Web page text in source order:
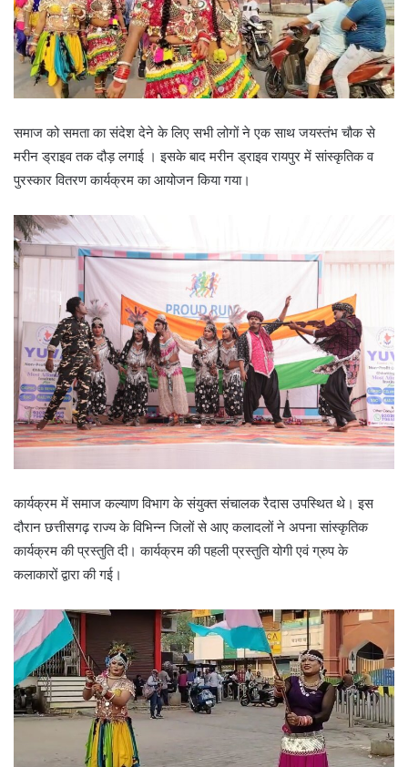
लगाकर प्रोस्ताहित किया । दौड़ में शामिल होने वालों के लिए जयस्तंभ से लेकर
मरीन ड्राइव तक जूस और आपातकालीन चिकित्सा की व्यवस्था की गई थी।
समाज को समता का संदेश देने के लिए सभी लोगों ने एक साथ जयस्तंभ चौक से
मरीन ड्राइव तक दौड़ लगाई । इसके बाद मरीन ड्राइव रायपुर में सांस्कृतिक व
पुरस्कार वितरण कार्यक्रम का आयोजन किया गया।
कार्यक्रम में समाज कल्याण विभाग के संयुक्त संचालक रैदास उपस्थित थे। इस
दौरान छत्तीसगढ़ राज्य के विभिन्न जिलों से आए कलादलों ने अपना सांस्कृतिक
कार्यक्रम की प्रस्तुति दी। कार्यक्रम की पहली प्रस्तुति योगी एवं ग्रुप के
कलाकारों द्वारा की गई।